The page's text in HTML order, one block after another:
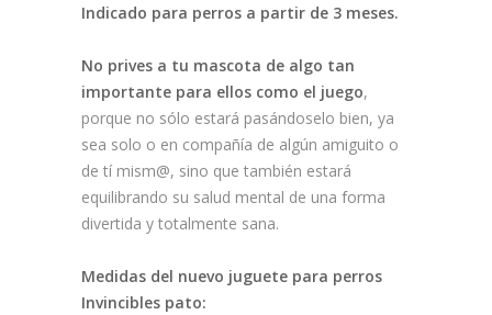
Indicado para perros a partir de 3 meses.
No prives a tu mascota de algo tan
importante para ellos como el juego,
porque no sólo estará pasándoselo bien, ya
sea solo o en compañía de algún amiguito o
de tí mism@, sino que también estará
equilibrando su salud mental de una forma
divertida y totalmente sana.
Medidas del nuevo juguete para perros
Invincibles pato: